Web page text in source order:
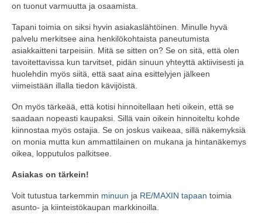
on tuonut varmuutta ja osaamista.
Tapani toimia on siksi hyvin asiakaslähtöinen. Minulle hyvä
palvelu merkitsee aina henkilökohtaista paneutumista
asiakkaitteni tarpeisiin. Mitä se sitten on? Se on sitä, että olen
tavoitettavissa kun tarvitset, pidän sinuun yhteyttä aktiivisesti ja
huolehdin myös siitä, että saat aina esittelyjen jälkeen
viimeistään illalla tiedon kävijöistä.
On myös tärkeää, että kotisi hinnoitellaan heti oikein, että se
saadaan nopeasti kaupaksi. Sillä vain oikein hinnoiteltu kohde
kiinnostaa myös ostajia. Se on joskus vaikeaa, sillä näkemyksiä
on monia mutta kun ammattilainen on mukana ja hintanäkemys
oikea, lopputulos palkitsee.
Asiakas on tärkein!
Voit tutustua tarkemmin minuun ja RE/MAXIN tapaan toimia
asunto- ja kiinteistökaupan markkinoilla.